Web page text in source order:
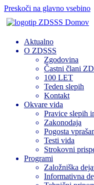
Preskoči na glavno vsebino
Domov
Aktualno
O ZDSSS
Zgodovina
Častni člani
100 LET
Teden slepih
Kontakt
Okvare vida
Pravice slepih
Zakonodaja
Pogosta
Testi vida
Strokovni
Programi
Založniška
Informativna